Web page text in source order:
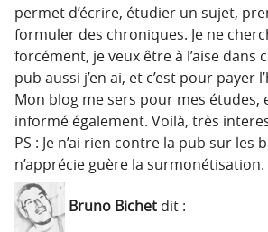
permet d’écrire, étudier un sujet,
formuler des chroniques. Je ne
forcément, je veux être à l’aise dans
pub aussi j’en ai, et c’est pour payer
Mon blog me sers pour mes études,
informé également. Voilà, très
PS : Je n’ai rien contre la pub sur les
n’apprécie guère la surmonétisation.
Bruno Bichet dit :